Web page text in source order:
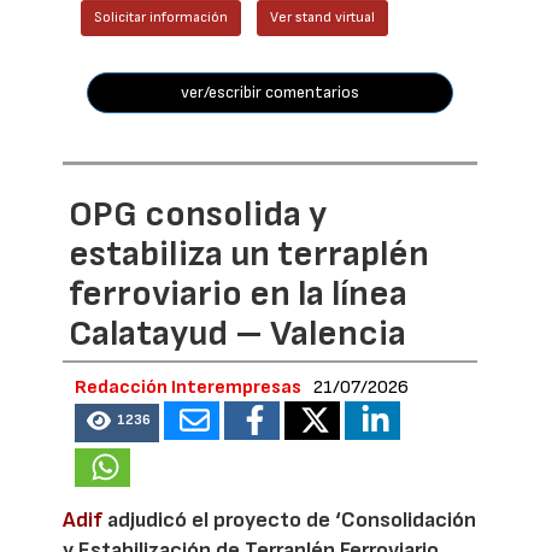
Solicitar información Ver stand virtual
ver/escribir comentarios
OPG consolida y
estabiliza un terraplén
ferroviario en la línea
Calatayud – Valencia
Redacción Interempresas 21/07/2026
1236
Adif adjudicó el proyecto de ‘Consolidación